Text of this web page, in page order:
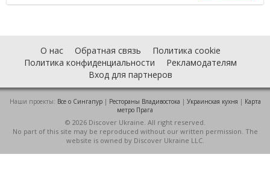
О нас Обратная связь
Политика cookie
Политика конфиденциальности
Рекламодателям
Вход для партнеров
Наши проекты: Все о Cингапур| Рестораны Владивостока | Украинская кухня | Карта
метро Прага
© 2026 Discover Ukraine. All right reserved.
No part of this site may be reproduced without our written permission. The
website is owned by Discover Ukraine LLC.